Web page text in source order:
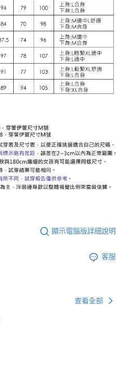
顯示電腦版詳細說明
客服
查看全部